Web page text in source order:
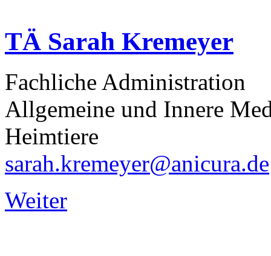
TÄ Sarah Kremeyer
Fachliche Administration
Allgemeine und Innere
Heimtiere
sarah.kremeyer@anicura.de
Weiter